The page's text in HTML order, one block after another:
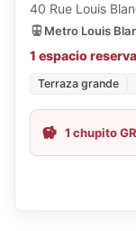
40 Rue Louis
Metro Louis
1 espacio
Terraza grande
1 chupito